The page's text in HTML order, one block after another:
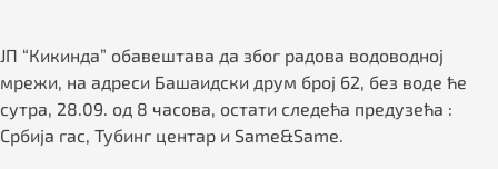
ЈП “Кикинда” обавештава да због радова водоводној
мрежи, на адреси Башаидски друм број 62, без воде ће
сутра, 28.09. од 8 часова, остати следећа предузећа :
Србија гас, Тубинг центар и Same&Same.